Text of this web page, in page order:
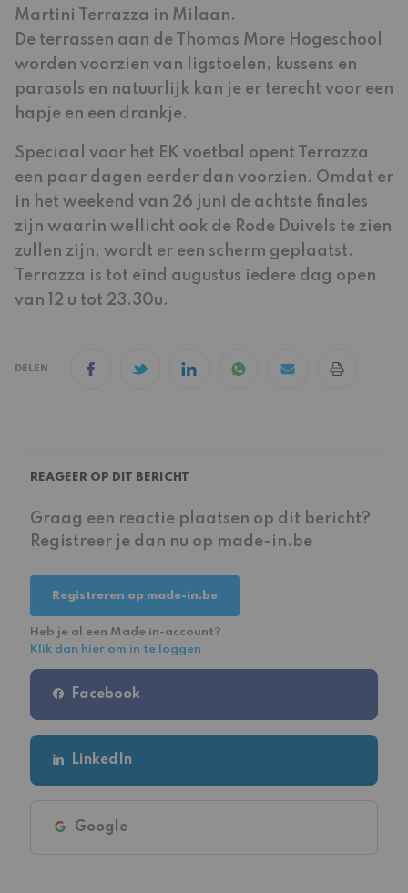
Martini Terrazza in Milaan.
De terrassen aan de Thomas More Hogeschool
worden voorzien van ligstoelen, kussens en
parasols en natuurlijk kan je er terecht voor een
hapje en een drankje.
Speciaal voor het EK voetbal opent Terrazza
een paar dagen eerder dan voorzien. Omdat er
in het weekend van 26 juni de achtste finales
zijn waarin wellicht ook de Rode Duivels te zien
zullen zijn, wordt er een scherm geplaatst.
Terrazza is tot eind augustus iedere dag open
van 12 u tot 23.30u.
DELEN
REAGEER OP DIT BERICHT
Graag een reactie plaatsen op dit bericht?
Registreer je dan nu op made-in.be
Registreren op made-in.be
Heb je al een Made in-account?
Klik dan hier om in te loggen
Facebook
LinkedIn
Google